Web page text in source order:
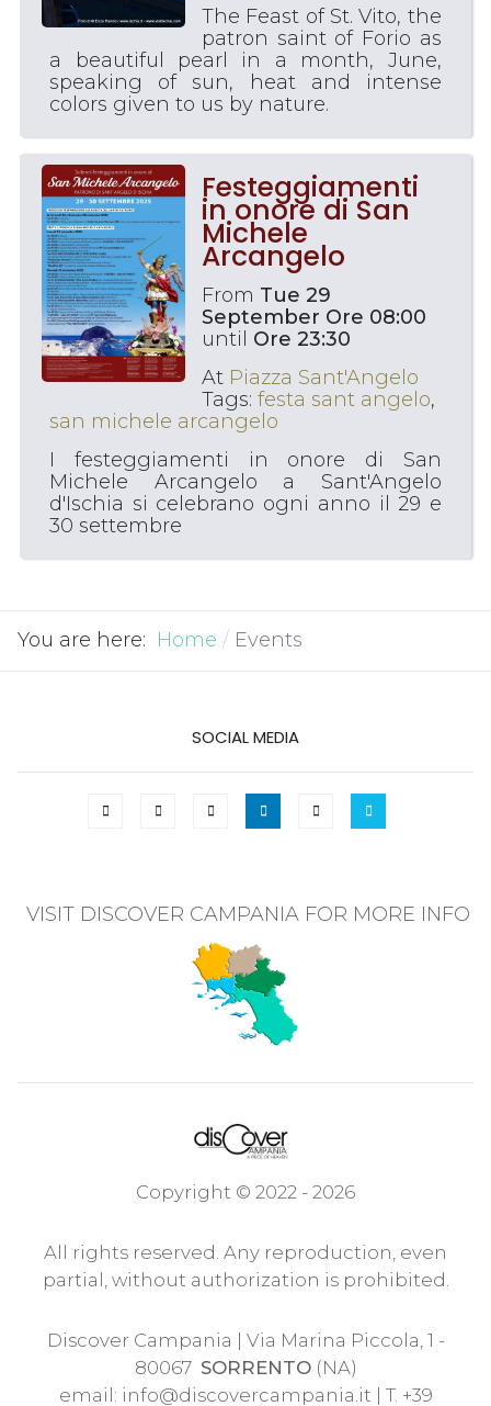
The Feast of St. Vito, the
patron saint of Forio as
a beautiful pearl in a month, June,
speaking of sun, heat and intense
colors given to us by nature.
Festeggiamenti
in onore di San
Michele
Arcangelo
From Tue 29
September Ore 08:00
until Ore 23:30
At Piazza Sant'Angelo
Tags: festa sant angelo,
san michele arcangelo
I festeggiamenti in onore di San
Michele Arcangelo a Sant'Angelo
d'Ischia si celebrano ogni anno il 29 e
30 settembre
You are here: Home Events
SOCIAL MEDIA
VISIT DISCOVER CAMPANIA FOR MORE INFO
Copyright © 2022 - 2026
All rights reserved. Any reproduction, even
partial, without authorization is prohibited.
Discover Campania | Via Marina Piccola, 1 -
80067 SORRENTO(NA)
email: info@discovercampania.it | T. +39